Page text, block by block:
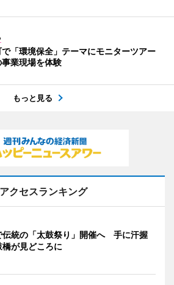
で「環境保全」テーマにモニターツアー
業現場を体験
もっと見る
アクセスランキング
伝統の「太鼓祭り」開催へ 手に汗握
橋が見どころに